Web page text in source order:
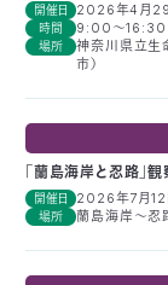
開催日 2026年4月29
時間 9:00〜16:30
場所
神奈川県立生
市）
「蘭島海岸と忍路」
開催日 2026年7月12
場所 蘭島海岸〜忍